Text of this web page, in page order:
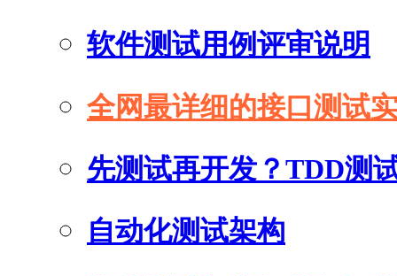
软件测试用例评审说明
全网最详细的接口测试
先测试再开发？TDD测
自动化测试架构